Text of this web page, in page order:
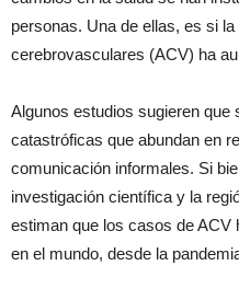
personas. Una de ellas, es si
cerebrovasculares (ACV) ha
Algunos estudios sugieren que
catastróficas que abundan en
comunicación informales. Si
investigación científica y la
estiman que los casos de ACV
en el mundo, desde la